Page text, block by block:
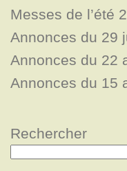
Messes de l’été
Annonces du 29
Annonces du 22
Annonces du 15
Rechercher